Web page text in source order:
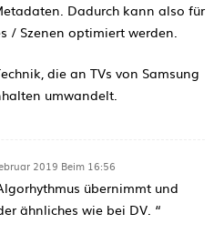
Dadurch kann also für
/ Szenen optimiert werden.
die an TVs von Samsung
umwandelt.
2019 Beim 16:56
übernimmt und
ähnliches wie bei DV. “